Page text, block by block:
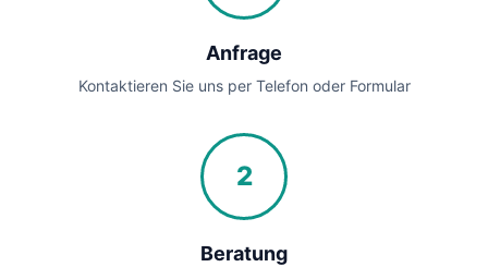
Anfrage
Kontaktieren Sie uns per Telefon oder Formular
2
Beratung